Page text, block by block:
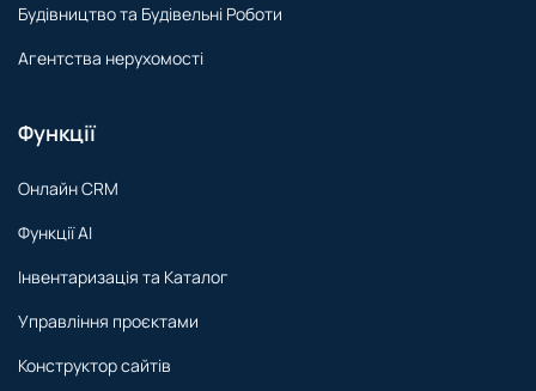
Будівництво та Будівельні Роботи
Агентства нерухомості
Функції
Онлайн CRM
Функції AI
Інвентаризація та Каталог
Управління проєктами
Конструктор сайтів